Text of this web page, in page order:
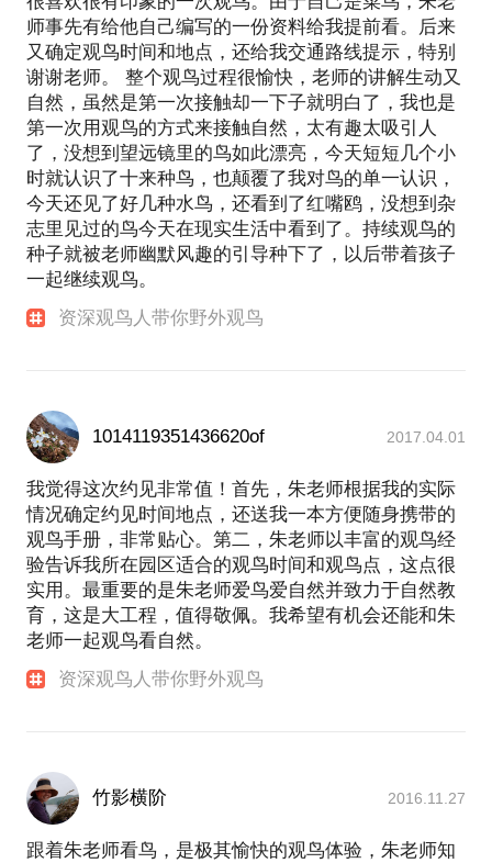
师事先有给他自己编写的一份资料给我提前看。后来
又确定观鸟时间和地点，还给我交通路线提示，特别
谢谢老师。 整个观鸟过程很愉快，老师的讲解生动又
自然，虽然是第一次接触却一下子就明白了，我也是
第一次用观鸟的方式来接触自然，太有趣太吸引人
了，没想到望远镜里的鸟如此漂亮，今天短短几个小
时就认识了十来种鸟，也颠覆了我对鸟的单一认识，
今天还见了好几种水鸟，还看到了红嘴鸥，没想到杂
志里见过的鸟今天在现实生活中看到了。持续观鸟的
种子就被老师幽默风趣的引导种下了，以后带着孩子
一起继续观鸟。
资深观鸟人带你野外观鸟
1014119351436620of 2017.04.01
我觉得这次约见非常值！首先，朱老师根据我的实际
情况确定约见时间地点，还送我一本方便随身携带的
观鸟手册，非常贴心。第二，朱老师以丰富的观鸟经
验告诉我所在园区适合的观鸟时间和观鸟点，这点很
实用。最重要的是朱老师爱鸟爱自然并致力于自然教
育，这是大工程，值得敬佩。我希望有机会还能和朱
老师一起观鸟看自然。
资深观鸟人带你野外观鸟
竹影横阶 2016.11.27
跟着朱老师看鸟，是极其愉快的观鸟体验，朱老师知